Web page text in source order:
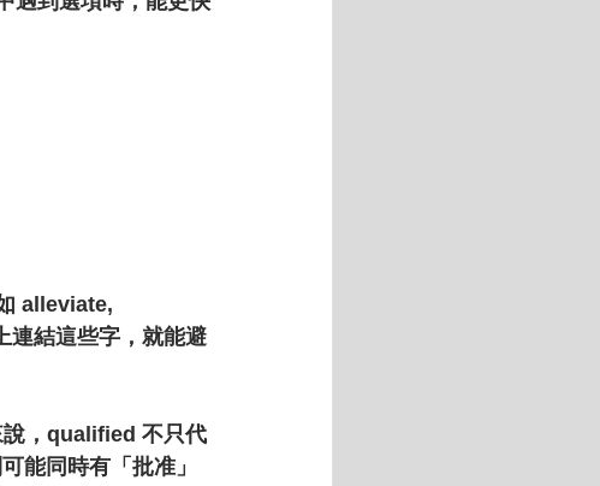
alleviate,
連結這些字，就能避
說，qualified 不只代
能同時有「批准」